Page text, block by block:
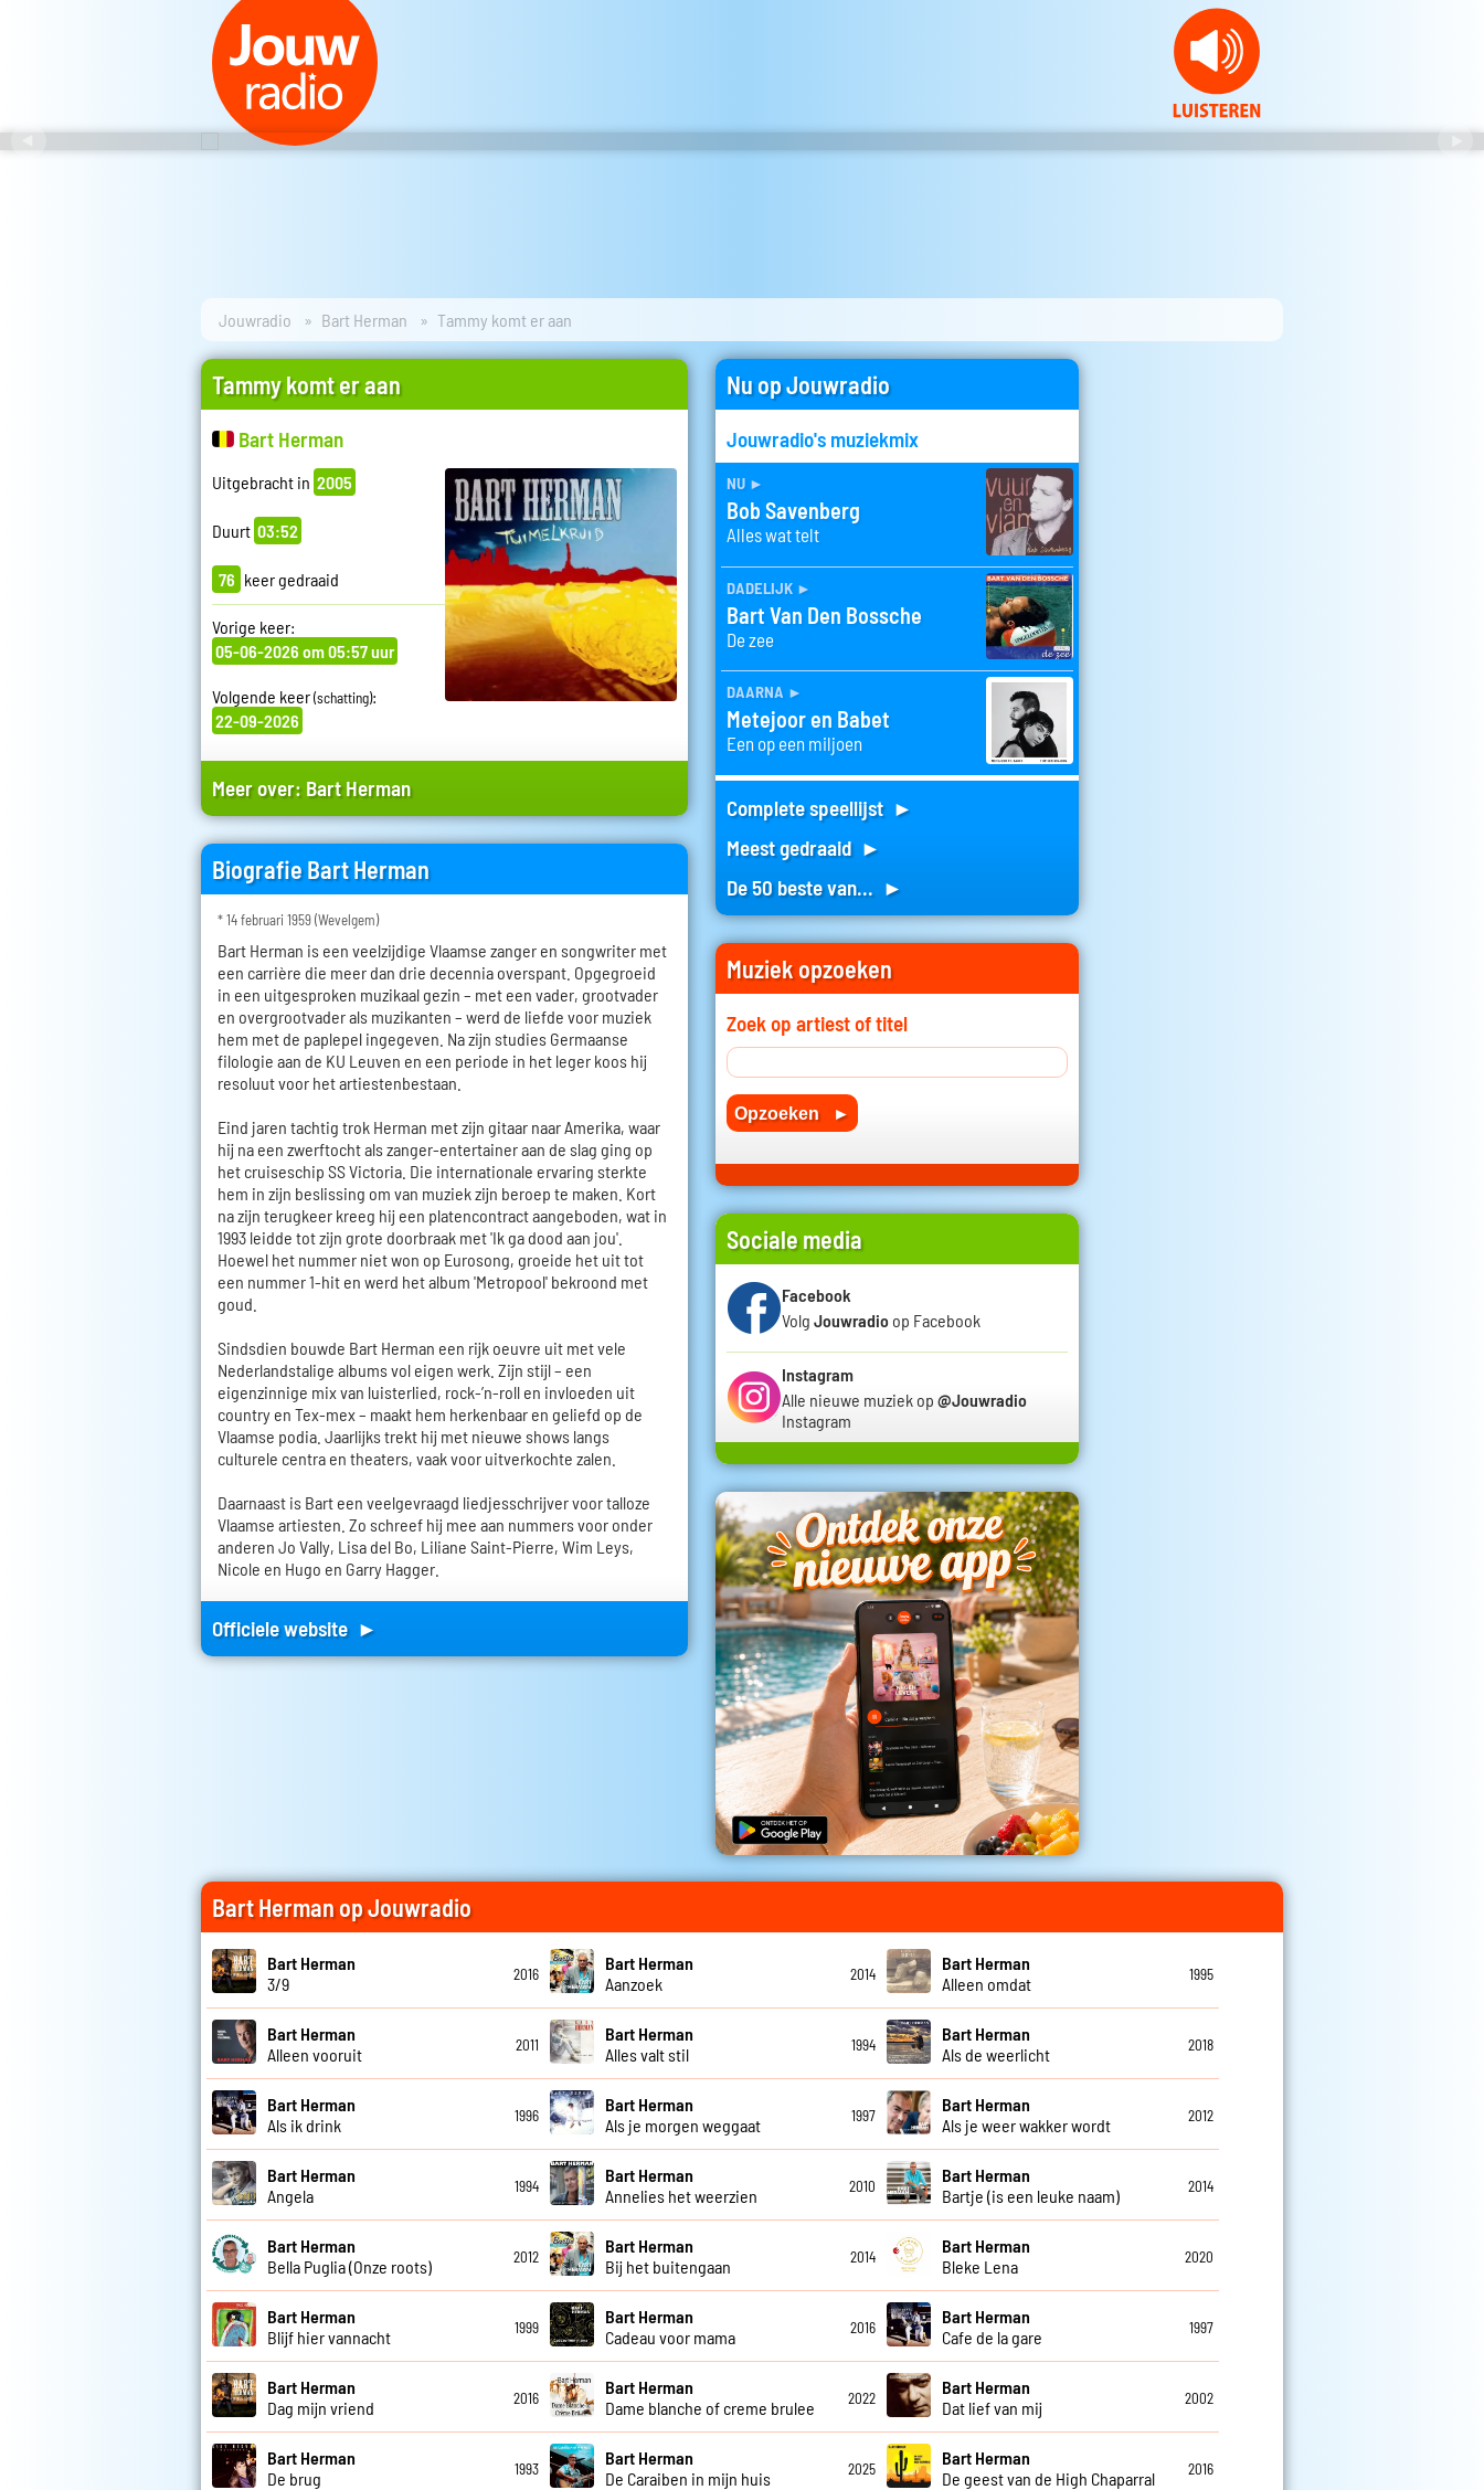
Jouwradio Bart Herman Tammy komt er aan
Tammy komt er aan
Bart Herman
Uitgebracht in 2005
Duurt 03:52
76 keer gedraaid
Vorige keer:
05-06-2026 om 05:57 uur
Volgende keer(schatting):
22-09-2026
Meer over: Bart Herman
Biografie Bart Herman
* 14 februari 1959 (Wevelgem)
Bart Herman is een veelzijdige Vlaamse zanger en songwriter met
een carrière die meer dan drie decennia overspant. Opgegroeid
in een uitgesproken muzikaal gezin – met een vader, grootvader
en overgrootvader als muzikanten – werd de liefde voor muziek
hem met de paplepel ingegeven. Na zijn studies Germaanse
filologie aan de KU Leuven en een periode in het leger koos hij
resoluut voor het artiestenbestaan.
Eind jaren tachtig trok Herman met zijn gitaar naar Amerika, waar
hij na een zwerftocht als zanger-entertainer aan de slag ging op
het cruiseschip SS Victoria. Die internationale ervaring sterkte
hem in zijn beslissing om van muziek zijn beroep te maken. Kort
na zijn terugkeer kreeg hij een platencontract aangeboden, wat in
1993 leidde tot zijn grote doorbraak met 'Ik ga dood aan jou'.
Hoewel het nummer niet won op Eurosong, groeide het uit tot
een nummer 1-hit en werd het album 'Metropool' bekroond met
goud.
Sindsdien bouwde Bart Herman een rijk oeuvre uit met vele
Nederlandstalige albums vol eigen werk. Zijn stijl – een
eigenzinnige mix van luisterlied, rock-’n-roll en invloeden uit
country en Tex-mex – maakt hem herkenbaar en geliefd op de
Vlaamse podia. Jaarlijks trekt hij met nieuwe shows langs
culturele centra en theaters, vaak voor uitverkochte zalen.
Daarnaast is Bart een veelgevraagd liedjesschrijver voor talloze
Vlaamse artiesten. Zo schreef hij mee aan nummers voor onder
anderen Jo Vally, Lisa del Bo, Liliane Saint-Pierre, Wim Leys,
Nicole en Hugo en Garry Hagger.
Officiele website ►
Nu op Jouwradio
Jouwradio's muziekmix
nu ►
Bob Savenberg
Alles wat telt
dadelijk ►
Bart Van Den Bossche
De zee
daarna ►
Metejoor en Babet
Een op een miljoen
Complete speellijst ►
Meest gedraaid ►
De 50 beste van... ►
Muziek opzoeken
Zoek op artiest of titel
Sociale media
Facebook
Volg Jouwradio op Facebook
Instagram
Alle nieuwe muziek op @Jouwradio
Instagram
Bart Herman op Jouwradio
Bart Herman
3/9
2016
Bart Herman
Aanzoek
2014
Bart Herman
Alleen omdat
1995
Bart Herman
Alleen vooruit
2011
Bart Herman
Alles valt stil
1994
Bart Herman
Als de weerlicht
2018
Bart Herman
Als ik drink
1996
Bart Herman
Als je morgen weggaat
1997
Bart Herman
Als je weer wakker wordt
2012
Bart Herman
Angela
1994
Bart Herman
Annelies het weerzien
2010
Bart Herman
Bartje (is een leuke naam)
2014
Bart Herman
Bella Puglia (Onze roots)
2012
Bart Herman
Bij het buitengaan
2014
Bart Herman
Bleke Lena
2020
Bart Herman
Blijf hier vannacht
1999
Bart Herman
Cadeau voor mama
2016
Bart Herman
Cafe de la gare
1997
Bart Herman
Dag mijn vriend
2016
Bart Herman
Dame blanche of creme brulee
2022
Bart Herman
Dat lief van mij
2002
Bart Herman
De brug
1993
Bart Herman
De Caraiben in mijn huis
2025
Bart Herman
De geest van de High Chaparral
2016